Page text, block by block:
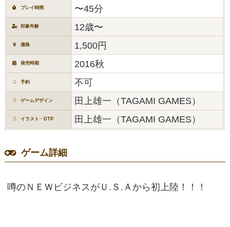
プレイ時間 〜45分
対象年齢 12歳〜
価格 1,500円
発売時期 2016秋
予約 不可
ゲームデザイン 田上雄一（TAGAMI GAMES）
イラスト・DTP 田上雄一（TAGAMI GAMES）
ゲーム詳細
噂のＮＥＷビジネスがＵ.Ｓ.Ａから初上陸！！！